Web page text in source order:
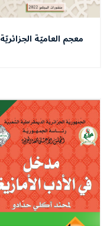
معجم العاميّة الجزائريّة